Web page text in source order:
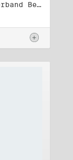
Titel: Bündnis 90, Landesverband Berlin (1)